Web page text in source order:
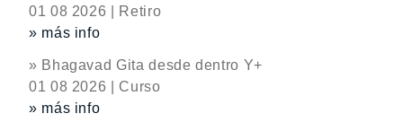
01 08 2026 | Retiro
» más info
» Bhagavad Gita desde dentro Y+
01 08 2026 | Curso
» más info